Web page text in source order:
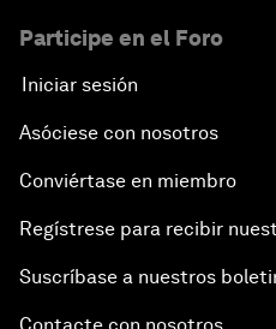
Participe en el Foro
Iniciar sesión
Asóciese con nosotros
Conviértase en miembro
Regístrese para recibir
Suscríbase a nuestros